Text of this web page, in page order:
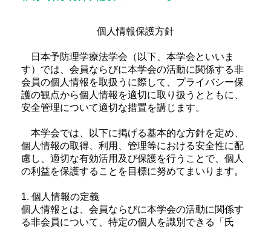
個人情報保護方針
日本予防理学療法学会（以下、本学会といいま
す）では、会員ならびに本学会の活動に関係する非
会員の個人情報を取扱うに際して、プライバシー保
護の観点から個人情報を適切に取り扱うとともに、
安全管理について適切な措置を講じます。
本学会では、以下に掲げる基本的な方針を定め、
個人情報の取得、利用、管理等における安全性に配
慮し、適切な有効活用及び保護を行うことで、個人
の利益を保護することを目標に努めてまいります。
1. 個人情報の定義
個人情報とは、会員ならびに本学会の活動に関係す
る非会員について、特定の個人を識別できる「氏